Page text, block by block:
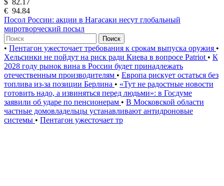
$ 82.17
€ 94.84
Посол России: акции в Нагасаки несут глобальный
миротворческий посыл
Поиск
• Пентагон ужесточает требования к срокам выпуска оружия •
Хельсинки не пойдут на риск ради Киева в вопросе Patriot • К
2028 году рынок вина в России будет принадлежать
отечественным производителям • Европа рискует остаться без
топлива из-за позиции Берлина • «Тут не радостные новости
готовить надо, а извиняться перед людьми»: в Госдуме
заявили об ударе по пенсионерам • В Московской области
частные домовладельцы устанавливают антидроновые
системы • Пентагон ужесточает тр